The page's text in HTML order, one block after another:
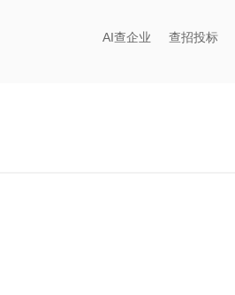
AI查企业 查招投标